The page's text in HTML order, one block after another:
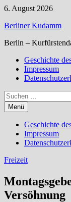
Zum
springen
6. August 2026
Berliner Kudamm
Berlin –
Geschichte
Impressum
Suchen
nach:
Menü
Geschichte
Impressum
Freizeit
Versöhnung